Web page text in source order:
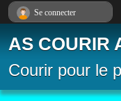
AS COURIR
Courir pour le
Se connecter
Panneau de gestion des